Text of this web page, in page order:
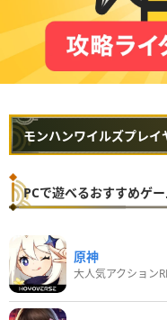
モンハンワイルズプレイ
PCで遊べるおすすめゲ
原神
大人気アクション